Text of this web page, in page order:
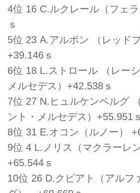
4位 16 C.ルクレール（フェ
ｓ
5位 23 A.アルボン （レッド
+39.146ｓ
6位 18 L.ストロール （レー
メルセデス）+42.538ｓ
7位 27 N.ヒュルケンベルグ
ント・メルセデス）+55.951ｓ
8位 31 E.オコン（ルノー）
9位 4 L.ノリス（マクラーレ
+65.544ｓ
10位 26 D.クビアト（アルフ